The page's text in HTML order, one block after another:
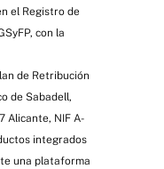
el Registro de
con la
de Retribución
de Sabadell,
Alicante, NIF A-
integrados
una plataforma